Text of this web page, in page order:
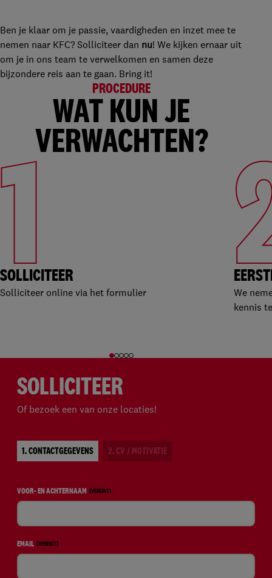
Ben je klaar om je passie, vaardigheden en inzet mee te
nemen naar KFC? Solliciteer dan nu! We kijken ernaar uit
om je in ons team te verwelkomen en samen deze
bijzondere reis aan te gaan. Bring it!
PROCEDURE
WAT KUN JE
VERWACHTEN?
1
SOLLICITEER
Solliciteer online via het formulier
We
kennis
SOLLICITEER
Of bezoek een van onze locaties!
1. CONTACTGEGEVENS 2. CV / MOTIVATIE
VOOR- EN ACHTERNAAM (VEREIST)
EMAIL (VEREIST)